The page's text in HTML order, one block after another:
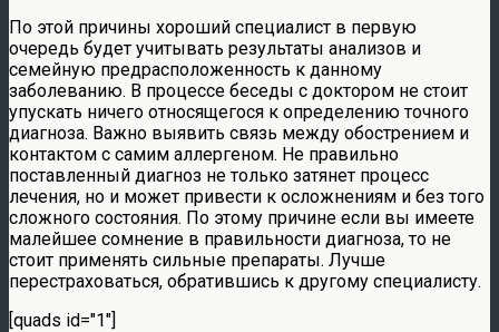
По этой причины хороший специалист в первую
очередь будет учитывать результаты анализов и
семейную предрасположенность к данному
заболеванию. В процессе беседы с доктором не стоит
упускать ничего относящегося к определению точного
диагноза. Важно выявить связь между обострением и
контактом с самим аллергеном. Не правильно
поставленный диагноз не только затянет процесс
лечения, но и может привести к осложнениям и без того
сложного состояния. По этому причине если вы имеете
малейшее сомнение в правильности диагноза, то не
стоит применять сильные препараты. Лучше
перестраховаться, обратившись к другому специалисту.
[quads id="1"]